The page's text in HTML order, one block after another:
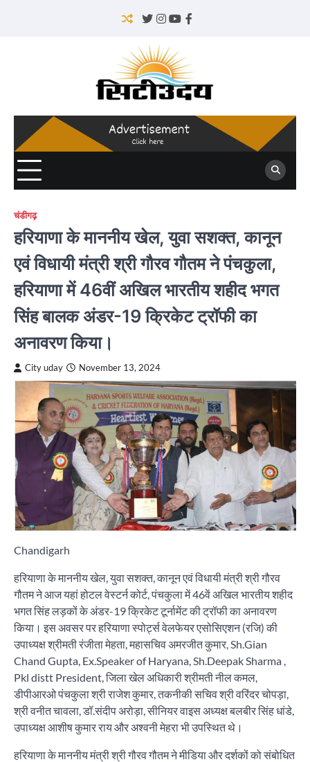
Twitter
Instagram
YouTube
Facebook
चंडीगढ़
हरियाणा के माननीय खेल, युवा सशक्त, कानून
एवं विधायी मंत्री श्री गौरव गौतम ने पंचकुला,
हरियाणा में 46वीं अखिल भारतीय शहीद भगत
सिंह बालक अंडर-19 क्रिकेट ट्रॉफी का
अनावरण किया।
City uday November 13, 2024
Chandigarh
हरियाणा के माननीय खेल, युवा सशक्त, कानून एवं विधायी मंत्री श्री गौरव
गौतम ने आज यहां होटल वेस्टर्न कोर्ट, पंचकुला में 46वें अखिल भारतीय शहीद
भगत सिंह लड़कों के अंडर-19 क्रिकेट टूर्नामेंट की ट्रॉफी का अनावरण
किया। इस अवसर पर हरियाणा स्पोर्ट्स वेलफेयर एसोसिएशन (रजि) की
उपाध्यक्ष श्रीमती रंजीता मेहता, महासचिव अमरजीत कुमार, Sh.Gian
Chand Gupta, Ex.Speaker of Haryana, Sh.Deepak Sharma ,
Pkl distt President, जिला खेल अधिकारी श्रीमती नील कमल,
डीपीआरओ पंचकुला श्री राजेश कुमार, तकनीकी सचिव श्री वरिंदर चोपड़ा,
श्री वनीत चावला, डॉ.संदीप अरोड़ा, सीनियर वाइस अध्यक्ष बलबीर सिंह धांडे,
उपाध्यक्ष आशीष कुमार राय और अश्वनी मेहरा भी उपस्थित थे।
हरियाणा के माननीय मंत्री श्री गौरव गौतम ने मीडिया और दर्शकों को संबोधित